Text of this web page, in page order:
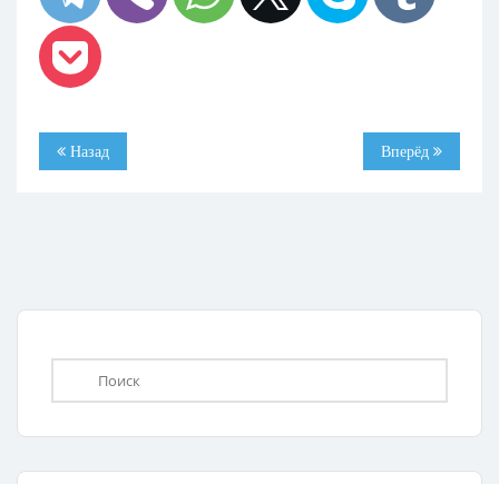
Назад Вперёд